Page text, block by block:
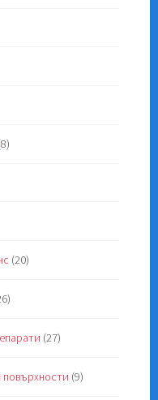
(20)
(27)
(9)